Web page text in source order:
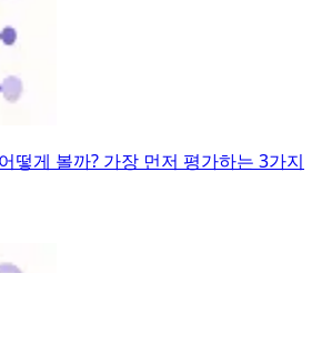
떻게 볼까? 가장 먼저 평가하는 3가지